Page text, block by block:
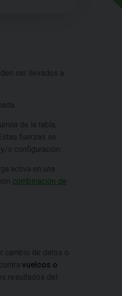
ser llevados a
de la tabla,
fuerzas se
o configuración.
activa en una
combinación de
cambio de datos o
vuelcos o
resultados del